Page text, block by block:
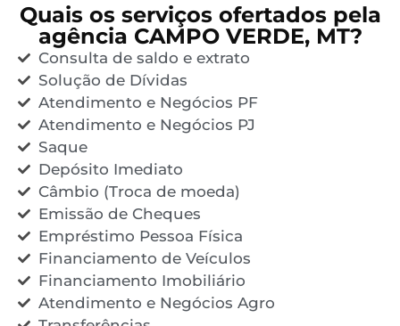
Quais os serviços ofertados pela
agência CAMPO VERDE, MT?
Consulta de saldo e extrato
Solução de Dívidas
Atendimento e Negócios PF
Atendimento e Negócios PJ
Saque
Depósito Imediato
Câmbio (Troca de moeda)
Emissão de Cheques
Empréstimo Pessoa Física
Financiamento de Veículos
Financiamento Imobiliário
Atendimento e Negócios Agro